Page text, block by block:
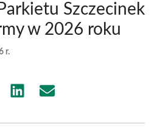
Szczecinek
w 2026 roku
r.
Share Share